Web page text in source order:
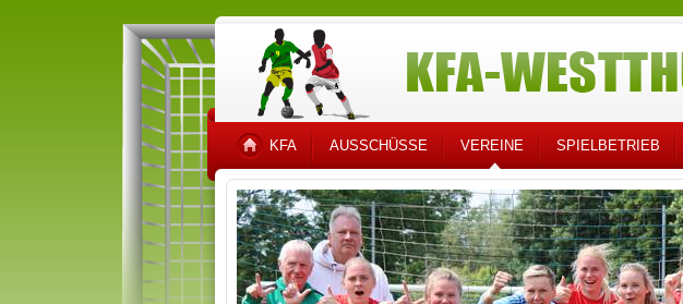
KFA AUSSCHÜSSE VEREINE SPIELBETRIEB